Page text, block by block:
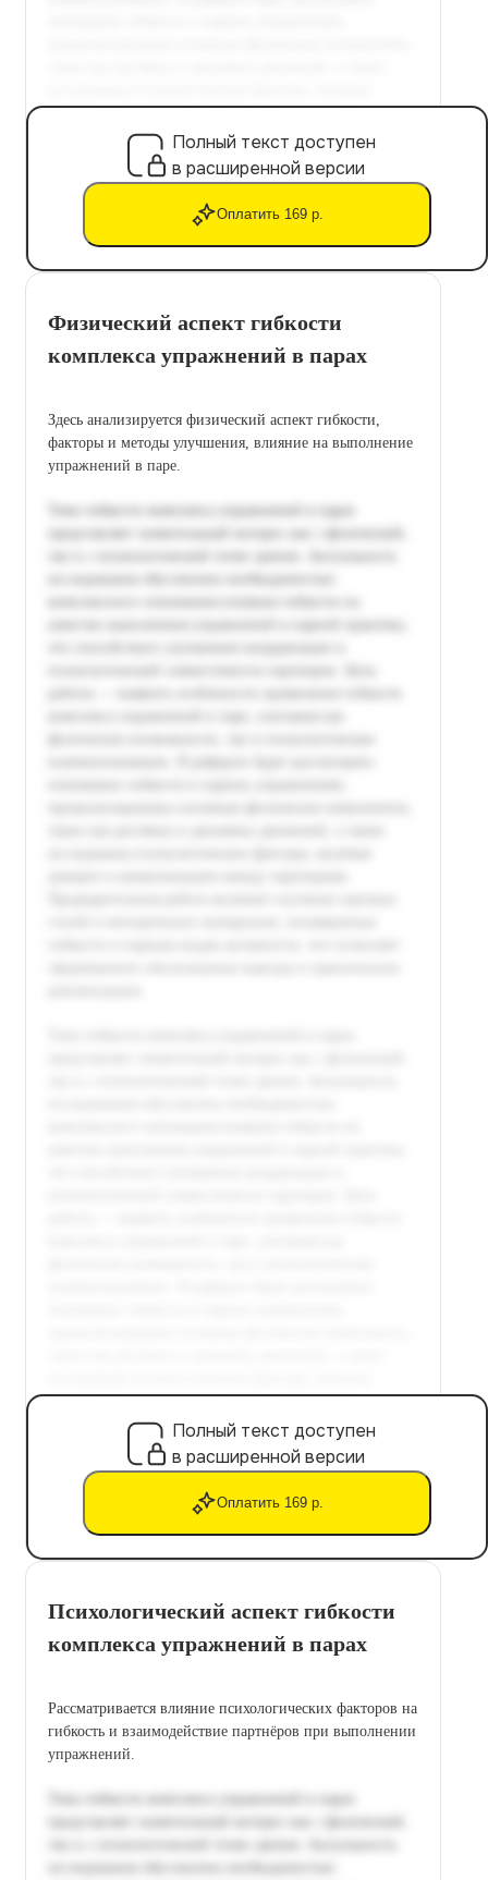
Полный текст доступен
в расширенной версии
Оплатить 169 р.
Физический аспект гибкости
комплекса упражнений в парах
Здесь анализируется физический аспект гибкости,
факторы и методы улучшения, влияние на выполнение
упражнений в паре.
Полный текст доступен
в расширенной версии
Оплатить 169 р.
Психологический аспект гибкости
комплекса упражнений в парах
Рассматривается влияние психологических факторов на
гибкость и взаимодействие партнёров при выполнении
упражнений.